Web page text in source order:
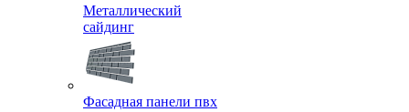
Металлический
сайдинг
Фасадная панели пвх